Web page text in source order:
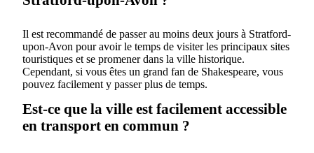
Il est recommandé de passer au moins deux jours à Stratford-
upon-Avon pour avoir le temps de visiter les principaux sites
touristiques et se promener dans la ville historique.
Cependant, si vous êtes un grand fan de Shakespeare, vous
pouvez facilement y passer plus de temps.
Est-ce que la ville est facilement accessible
en transport en commun ?